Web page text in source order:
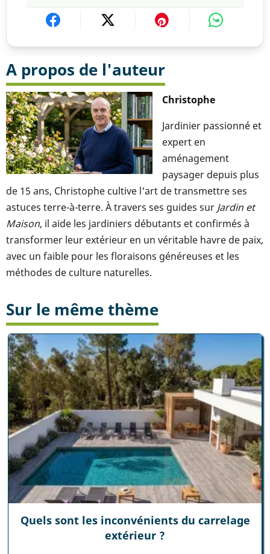
A propos de l'auteur
Christophe
Jardinier passionné et
expert en
aménagement
paysager depuis plus
de 15 ans, Christophe cultive l'art de transmettre ses
astuces terre-à-terre. À travers ses guides sur Jardin et
Maison, il aide les jardiniers débutants et confirmés à
transformer leur extérieur en un véritable havre de paix,
avec un faible pour les floraisons généreuses et les
méthodes de culture naturelles.
Sur le même thème
Quels sont les inconvénients du carrelage
extérieur ?